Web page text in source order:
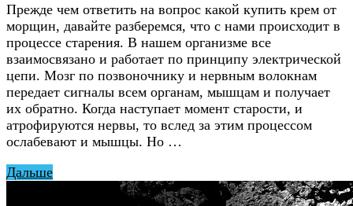
Прежде чем ответить на вопрос какой купить крем от
морщин, давайте разберемся, что с нами происходит в
процессе старения. В нашем организме все
взаимосвязано и работает по принципу электрической
цепи. Мозг по позвоночнику и нервным волокнам
передает сигналы всем органам, мышцам и получает
их обратно. Когда наступает момент старости, и
атрофируются нервы, то вслед за этим процессом
ослабевают и мышцы. Но …
Дальше